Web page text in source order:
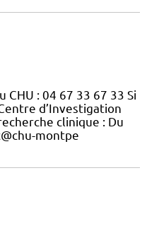
CHU : 04 67 33 67 33 Si
d’Investigation
clinique : Du
montpe